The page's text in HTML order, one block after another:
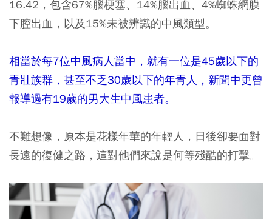
16.42，包含67%腦梗塞、14%腦出血、4%蜘蛛網膜
下腔出血，以及15%未被辨識的中風類型。
相當於每7位中風病人當中，就有一位是45歲以下的
青壯族群，甚至不乏30歲以下的年青人，新聞中更曾
報導過有19歲的男大生中風患者。
不難想像，原本是花樣年華的年輕人，日後卻要面對
長遠的復健之路，這對他們來說是何等殘酷的打擊。